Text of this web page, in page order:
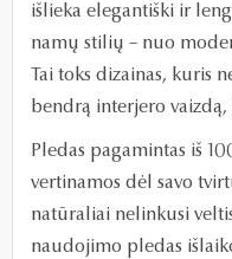
išlieka elegantiški ir
namų stilių – nuo
Tai toks dizainas, kuris
bendrą interjero vaizdą,
Pledas pagamintas iš
vertinamos dėl savo
natūraliai nelinkusi
naudojimo pledas